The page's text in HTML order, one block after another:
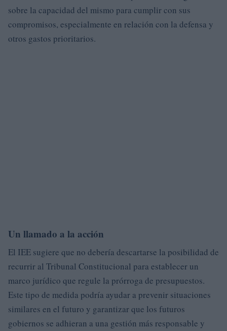
sobre la capacidad del mismo para cumplir con sus
compromisos, especialmente en relación con la defensa y
otros gastos prioritarios.
Un llamado a la acción
El IEE sugiere que no debería descartarse la posibilidad de
recurrir al Tribunal Constitucional para establecer un
marco jurídico que regule la prórroga de presupuestos.
Este tipo de medida podría ayudar a prevenir situaciones
similares en el futuro y garantizar que los futuros
gobiernos se adhieran a una gestión más responsable y